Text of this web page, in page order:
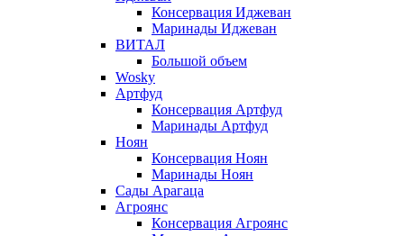
Консервация Иджеван
Маринады Иджеван
ВИТАЛ
Большой объем
Wosky
Артфуд
Консервация Артфуд
Маринады Артфуд
Ноян
Консервация Ноян
Маринады Ноян
Сады Арагаца
Агроянс
Консервация Агроянс